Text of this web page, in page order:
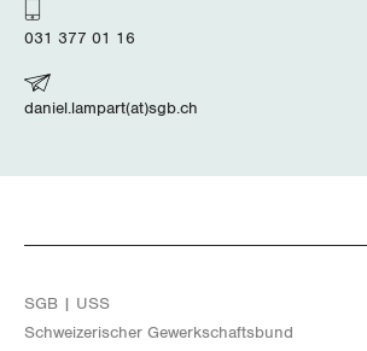
031 377 01 16
daniel.lampart(at)sgb.ch
SGB | USS
Schwei­ze­ri­scher Ge­werk­schafts­bund